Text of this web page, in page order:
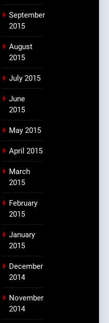
September
2015
August
2015
July 2015
June
2015
May 2015
April 2015
March
2015
February
2015
January
2015
December
2014
November
2014